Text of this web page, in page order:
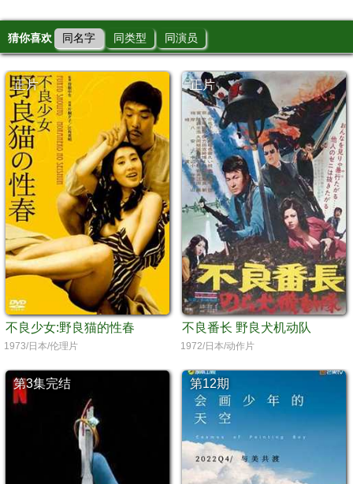
猜你喜欢 同名字 同类型 同演员
正片
不良少女:野良猫的性春
1973/日本/伦理片
正片
不良番长 野良犬机动队
1972/日本/动作片
第3集完结 第12期